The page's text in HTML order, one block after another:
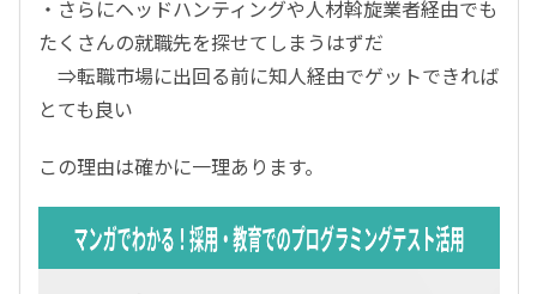
・さらにヘッドハンティングや人材斡旋業者経由でも
たくさんの就職先を探せてしまうはずだ
⇒転職市場に出回る前に知人経由でゲットできれば
とても良い
この理由は確かに一理あります。